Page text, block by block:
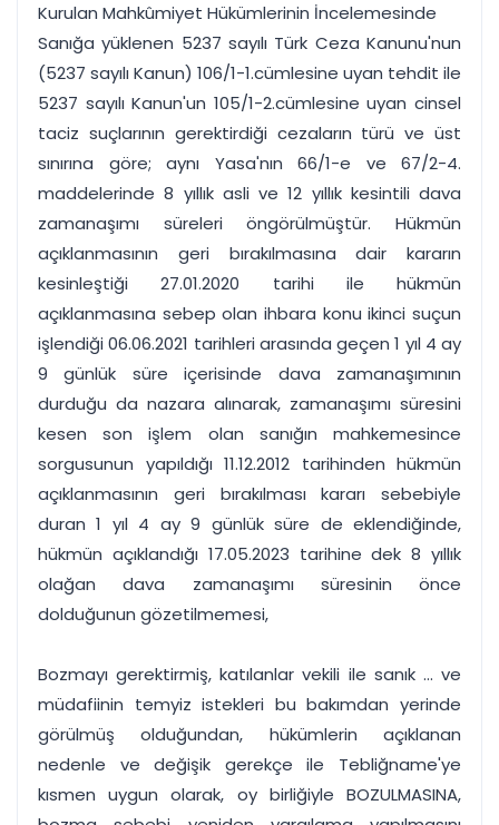
Kurulan Mahkûmiyet Hükümlerinin İncelemesinde
Sanığa yüklenen 5237 sayılı Türk Ceza Kanunu'nun
(5237 sayılı Kanun) 106/1-1.cümlesine uyan tehdit ile
5237 sayılı Kanun'un 105/1-2.cümlesine uyan cinsel
taciz suçlarının gerektirdiği cezaların türü ve üst
sınırına göre; aynı Yasa'nın 66/1-e ve 67/2-4.
maddelerinde 8 yıllık asli ve 12 yıllık kesintili dava
zamanaşımı süreleri öngörülmüştür. Hükmün
açıklanmasının geri bırakılmasına dair kararın
kesinleştiği 27.01.2020 tarihi ile hükmün
açıklanmasına sebep olan ihbara konu ikinci suçun
işlendiği 06.06.2021 tarihleri arasında geçen 1 yıl 4 ay
9 günlük süre içerisinde dava zamanaşımının
durduğu da nazara alınarak, zamanaşımı süresini
kesen son işlem olan sanığın mahkemesince
sorgusunun yapıldığı 11.12.2012 tarihinden hükmün
açıklanmasının geri bırakılması kararı sebebiyle
duran 1 yıl 4 ay 9 günlük süre de eklendiğinde,
hükmün açıklandığı 17.05.2023 tarihine dek 8 yıllık
olağan dava zamanaşımı süresinin önce
dolduğunun gözetilmemesi,
Bozmayı gerektirmiş, katılanlar vekili ile sanık ... ve
müdafiinin temyiz istekleri bu bakımdan yerinde
görülmüş olduğundan, hükümlerin açıklanan
nedenle ve değişik gerekçe ile Tebliğname'ye
kısmen uygun olarak, oy birliğiyle BOZULMASINA,